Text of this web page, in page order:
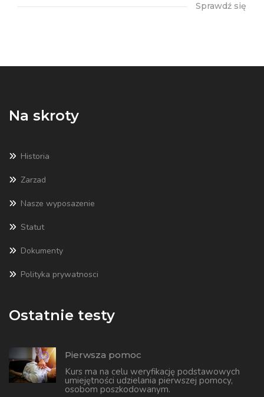
Sprawdź się
Na skroty
Historia
Zarzad
Nasze wyposazenie
Statut
Dokumenty
Polityka prywatnosci
Ostatnie testy
Pierwsza pomoc
Kurs ma na celu weryfikację podstawowych
umiejętności udzielania pierwszej pomocy,
osobom poszkodowanym.